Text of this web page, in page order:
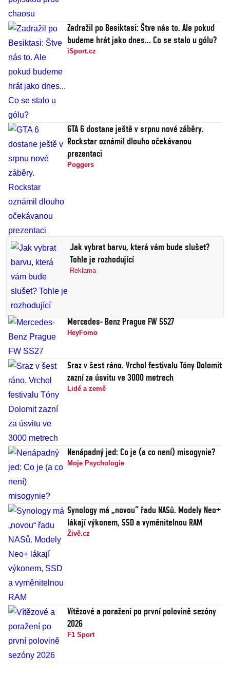
Zadražil po Besiktasi: Štve nás to. Ale pokud
budeme hrát jako dnes... Co se stalo u gólu?
iSport.cz
GTA 6 dostane ještě v srpnu nové záběry.
Rockstar oznámil dlouho očekávanou
prezentaci
Poggers
Jak vybrat barvu, která vám bude slušet?
Tohle je rozhodující
Reklama
Mercedes- Benz Prague FW SS27
HeyFomo
Sraz v šest ráno. Vrchol festivalu Tóny Dolomit
zazní za úsvitu ve 3000 metrech
Lidé a země
Nenápadný jed: Co je (a co není) misogynie?
Moje Psychologie
Synology má „novou“ řadu NASů. Modely Neo+
lákají výkonem, SSD a vyměnitelnou RAM
Živě.cz
Vítězové a poražení po první polovině sezóny
2026
F1 Sport